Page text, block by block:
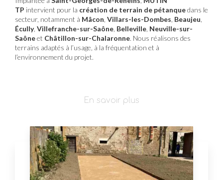
TP intervient pour la création de terrain de pétanquedans le
secteur, notamment à Mâcon Villars-les-Dombes Beaujeu
Écully, Villefranche-sur-Saône Belleville Neuville-sur-
Saôneet Châtillon-sur-Chalaronne. Nous réalisons des
terrains adaptés à l’usage, à la fréquentation et à
l’environnement du projet.
En savoir plus